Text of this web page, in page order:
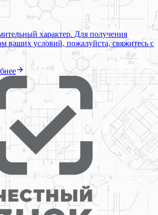
характер. Для получения
ваших условий, пожалуйста, свяжитесь с